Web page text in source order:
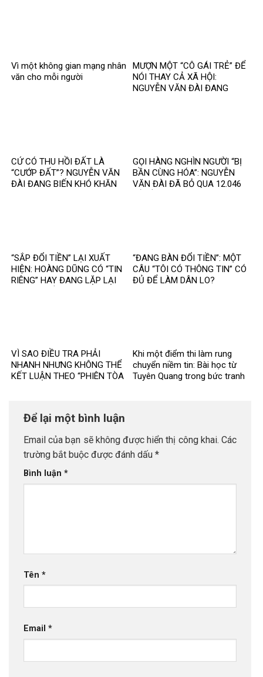
Vì một không gian mạng nhân
văn cho mỗi người
MƯỢN MỘT “CÔ GÁI TRẺ” ĐỂ
NÓI THAY CẢ XÃ HỘI:
NGUYỄN VĂN ĐÀI ĐANG
CỨ CÓ THU HỒI ĐẤT LÀ
“CƯỚP ĐẤT”? NGUYỄN VĂN
ĐÀI ĐANG BIẾN KHÓ KHĂN
GỌI HÀNG NGHÌN NGƯỜI “BỊ
BẦN CÙNG HÓA”: NGUYỄN
VĂN ĐÀI ĐÃ BỎ QUA 12.046
“SẮP ĐỔI TIỀN” LẠI XUẤT
HIỆN: HOÀNG DŨNG CÓ “TIN
RIÊNG” HAY ĐANG LẶP LẠI
“ĐANG BÀN ĐỔI TIỀN”: MỘT
CÂU “TÔI CÓ THÔNG TIN” CÓ
ĐỦ ĐỂ LÀM DÂN LO?
VÌ SAO ĐIỀU TRA PHẢI
NHANH NHƯNG KHÔNG THỂ
KẾT LUẬN THEO “PHIÊN TÒA
Khi một điểm thi làm rung
chuyển niềm tin: Bài học từ
Tuyên Quang trong bức tranh
Để lại một bình luận
Email của bạn sẽ không được hiển thị công khai. Các
trường bắt buộc được đánh dấu *
Bình luận *
Tên *
Email *